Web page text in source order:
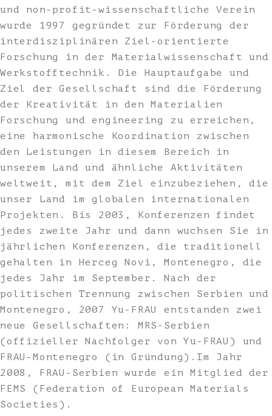
und non-profit-wissenschaftliche Verein
wurde 1997 gegründet zur Förderung der
interdisziplinären Ziel-orientierte
Forschung in der Materialwissenschaft und
Werkstofftechnik. Die Hauptaufgabe und
Ziel der Gesellschaft sind die Förderung
der Kreativität in den Materialien
Forschung und engineering zu erreichen,
eine harmonische Koordination zwischen
den Leistungen in diesem Bereich in
unserem Land und ähnliche Aktivitäten
weltweit, mit dem Ziel einzubeziehen, die
unser Land im globalen internationalen
Projekten. Bis 2003, Konferenzen findet
jedes zweite Jahr und dann wuchsen Sie in
jährlichen Konferenzen, die traditionell
gehalten in Herceg Novi, Montenegro, die
jedes Jahr im September. Nach der
politischen Trennung zwischen Serbien und
Montenegro, 2007 Yu-FRAU entstanden zwei
neue Gesellschaften: MRS-Serbien
(offizieller Nachfolger von Yu-FRAU) und
FRAU-Montenegro (in Gründung).Im Jahr
2008, FRAU-Serbien wurde ein Mitglied der
FEMS (Federation of European Materials
Societies).